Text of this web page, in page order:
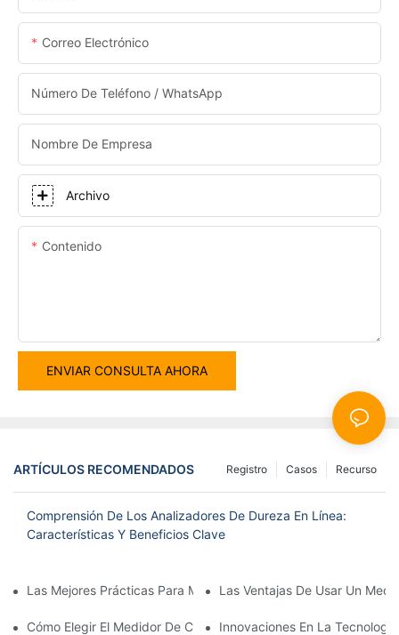
Correo Electrónico
Número De Teléfono / WhatsApp
Nombre De Empresa
Archivo
Contenido
ENVIAR CONSULTA AHORA
ARTÍCULOS RECOMENDADOS Recurso
Casos
Registro
Comprensión De Los Analizadores De Dureza En Línea:
Características Y Beneficios Clave
Las Mejores Prácticas Para Mantener Su Analizador De
Las Ventajas De Usar Un
Cómo Elegir El Medidor De Calidad De Agua Multiparaméter
Innovaciones En La